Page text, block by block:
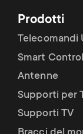
Prodotti
Telecomandi
Smart
Antenne
Supporti per
Supporti TV